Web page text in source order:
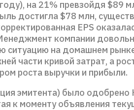
на 21% превзойдя $89
достигла $78 млн,
EPS
компании
ситуацию на домашнем
части кривой затрат, а
роста выручки и прибыли.
эмитента) было одобрено
к моменту объявления